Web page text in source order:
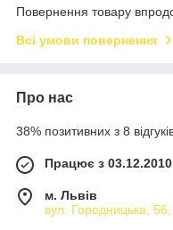
Повернення товару
Всі умови повернення
Про нас
38% позитивних з 8
Працює з 03.12.2010
м. Львів
вул. Городницька, 56,